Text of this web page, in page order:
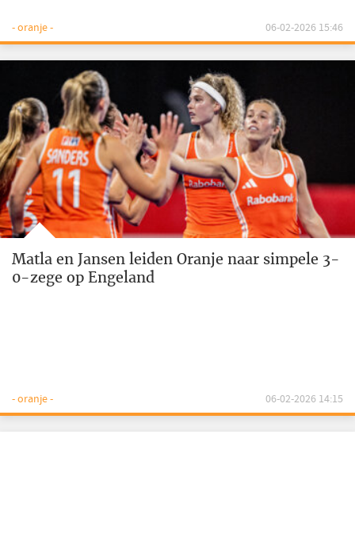
- oranje - 06-02-2026 15:46
Matla en Jansen leiden Oranje naar simpele 3-
0-zege op Engeland
- oranje - 06-02-2026 14:15